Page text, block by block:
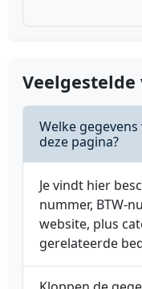
Veelgestelde
Welke
deze pagina?
Je vindt hier
nummer, BTW-
website, plus
gerelateerde